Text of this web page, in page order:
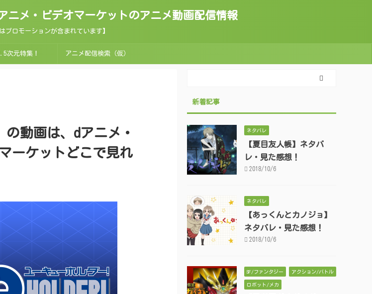
ニメ・ビデオマーケットのアニメ動画配信情報
プロモーションが含まれています】
次元特集！ アニメ配信検索（仮）
の動画は、dアニメ・
ーケットどこで見れ
新着記事
ネタバレ
【夏目友人帳】ネタバ
レ・見た感想！
2018/10/6
ネタバレ
【あっくんとカノジョ】
ネタバレ・見た感想！
2018/10/6
SF/ファンタジー アクション/バトル
ロボット/メカ